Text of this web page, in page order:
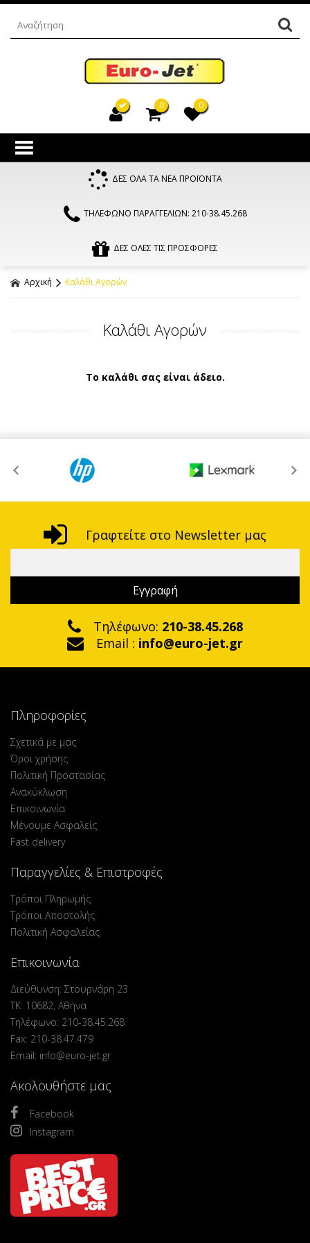
0 0
ΔΕΣ ΟΛΑ ΤΑ ΝΕΑ ΠΡΟΪΟΝΤΑ
ΤΗΛΕΦΩΝΟ ΠΑΡΑΓΓΕΛΙΩΝ: 210-38.45.268
ΔΕΣ ΟΛΕΣ ΤΙΣ ΠΡΟΣΦΟΡΕΣ
Αρχική Καλάθι Αγορών
Καλάθι Αγορών
Το καλάθι σας είναι άδειο.
Γραφτείτε στο Newsletter μας
Τηλέφωνο: 210-38.45.268
Email : info@euro-jet.gr
Πληροφορίες
Σχετικά με μας
Όροι χρήσης
Πολιτική Προστασίας
Ανακύκλωση
Επικοινωνία
Μένουμε Ασφαλείς
Fast delivery
Παραγγελίες & Επιστροφές
Τρόποι Πληρωμής
Τρόποι Αποστολής
Πολιτική Ασφαλείας
Επικοινωνία
Διεύθυνση: Στουρνάρη 23
ΤΚ: 10682, Αθήνα
Τηλέφωνο: 210-38.45.268
Fax: 210-38.47.479
Email: info@euro-jet.gr
Ακολουθήστε μας
Facebook
Instagram